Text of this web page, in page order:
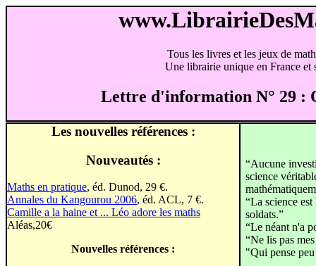
Tous les livres et les jeux de
Une librairie unique en France et
Lettre d'information N° 29 :
Les nouvelles références :
Nouveautés :
Maths en pratique, éd. Dunod, 29 €.
Annales du Kangourou 2006, éd. ACL, 7 €.
Camille a la haine et ... Léo adore les maths
Aléas,20€
Nouvelles références :
“Aucune
science
“La science
soldats.”
“Le néant n'a
“Ne lis pas
"Qui pense